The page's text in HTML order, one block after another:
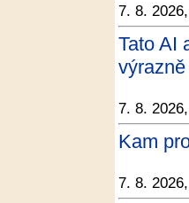
7. 8.
Tato AI
7. 8.
Kam
7. 8.